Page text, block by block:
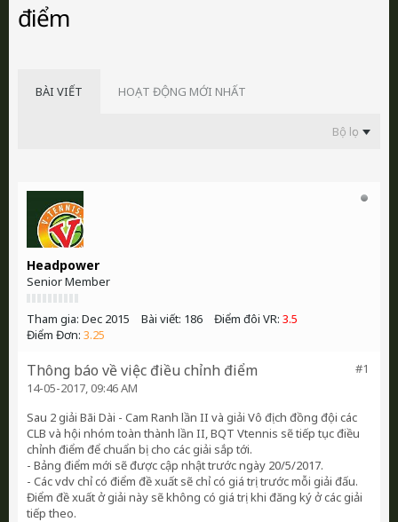
điểm
BÀI VIẾT HOẠT ĐỘNG MỚI NHẤT
Bộ lọc
Headpower
Senior Member
Tham gia: Dec 2015 Bài viết: 186 Điểm đôi VR: 3.5
Điểm Đơn: 3.25
#1
Thông báo về việc điều chỉnh điểm
14-05-2017, 09:46 AM
Sau 2 giải Bãi Dài - Cam Ranh lần II và giải Vô địch đồng đội các
CLB và hội nhóm toàn thành lần II, BQT Vtennis sẽ tiếp tục điều
chỉnh điểm để chuẩn bị cho các giải sắp tới.
- Bảng điểm mới sẽ được cập nhật trước ngày 20/5/2017.
- Các vdv chỉ có điểm đề xuất sẽ chỉ có giá trị trước mỗi giải đấu.
Điểm đề xuất ở giải này sẽ không có giá trị khi đăng ký ở các giải
tiếp theo.